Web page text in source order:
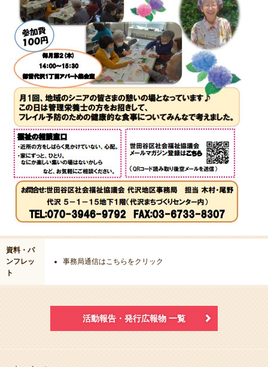
資料・パ
ンフレッ
ト
事務局通信はこちらをクリック
活動報告・発行広報物 一覧